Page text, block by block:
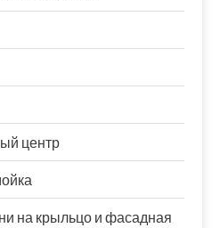
центр
на крыльцо и фасадная